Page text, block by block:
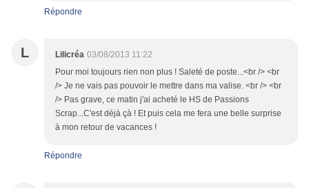
Répondre
L Lilicréa 03/08/2013 11:22
Pour moi toujours rien non plus ! Saleté de poste...<br /> <br
/> Je ne vais pas pouvoir le mettre dans ma valise. <br /> <br
/> Pas grave, ce matin j'ai acheté le HS de Passions
Scrap...C'est déjà çà ! Et puis cela me fera une belle surprise
à mon retour de vacances !
Répondre